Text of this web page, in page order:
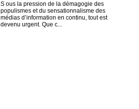
S ous la pression de la démagogie des
populismes et du sensationnalisme des
médias d’information en continu, tout est
devenu urgent. Que c...